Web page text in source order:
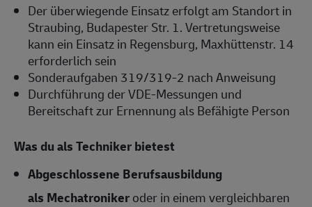
Der überwiegende Einsatz erfolgt am Standort in
Straubing, Budapester Str. 1. Vertretungsweise
kann ein Einsatz in Regensburg, Maxhüttenstr. 14
erforderlich sein
Sonderaufgaben 319/319-2 nach Anweisung
Durchführung der VDE-Messungen und
Bereitschaft zur Ernennung als Befähigte Person
Was du als Techniker bietest
Abgeschlossene Berufsausbildung
als Mechatronikeroder in einem vergleichbaren